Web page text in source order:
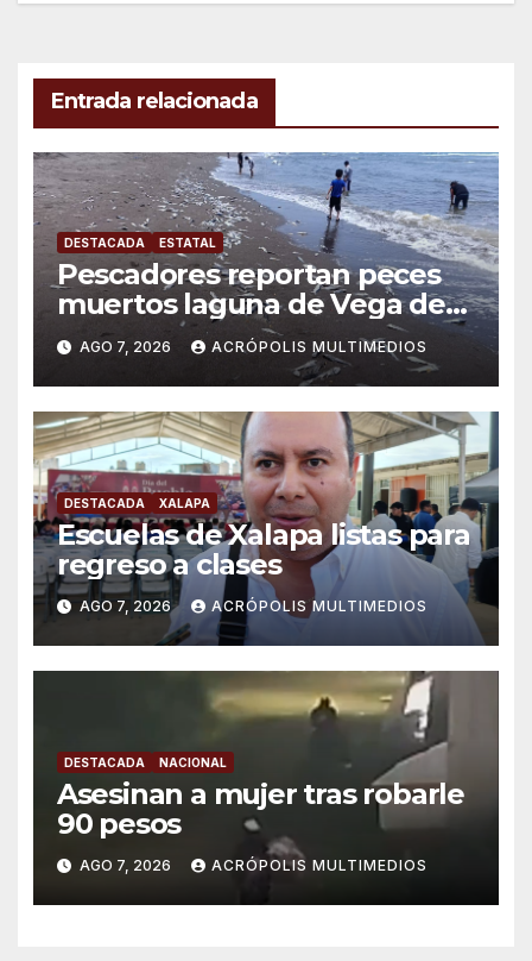
Entrada relacionada
DESTACADA ESTATAL
Pescadores reportan peces
muertos laguna de Vega de
Alatorre
AGO 7, 2026 ACRÓPOLIS MULTIMEDIOS
DESTACADA XALAPA
Escuelas de Xalapa listas para
regreso a clases
AGO 7, 2026 ACRÓPOLIS MULTIMEDIOS
DESTACADA NACIONAL
Asesinan a mujer tras robarle
90 pesos
AGO 7, 2026 ACRÓPOLIS MULTIMEDIOS